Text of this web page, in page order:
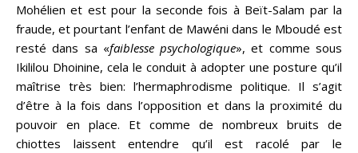
Mohélien et est pour la seconde fois à Beït-Salam par la
fraude, et pourtant l’enfant de Mawéni dans le Mboudé est
resté dans sa «faiblesse psychologique», et comme sous
Ikililou Dhoinine, cela le conduit à adopter une posture qu’il
maîtrise très bien: l’hermaphrodisme politique. Il s’agit
d’être à la fois dans l’opposition et dans la proximité du
pouvoir en place. Et comme de nombreux bruits de
chiottes laissent entendre qu’il est racolé par le